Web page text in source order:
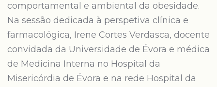
comportamental e ambiental da obesidade.
Na sessão dedicada à perspetiva clínica e
farmacológica, Irene Cortes Verdasca, docente
convidada da Universidade de Évora e médica
de Medicina Interna no Hospital da
Misericórdia de Évora e na rede Hospital da